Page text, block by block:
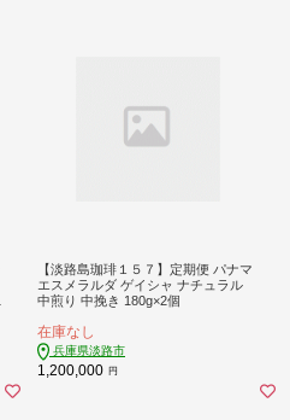
【淡路島珈琲１５７】定期便 パナマ
エスメラルダ ゲイシャ ナチュラル
中煎り 中挽き 180g×2個
在庫なし
兵庫県淡路市
1,200,000 円